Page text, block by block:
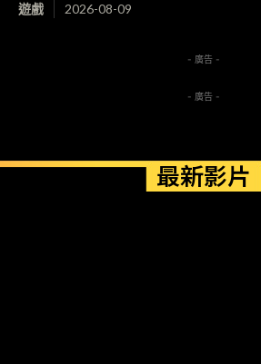
遊戲 2026-08-09
- 廣告 -
- 廣告 -
最新影片